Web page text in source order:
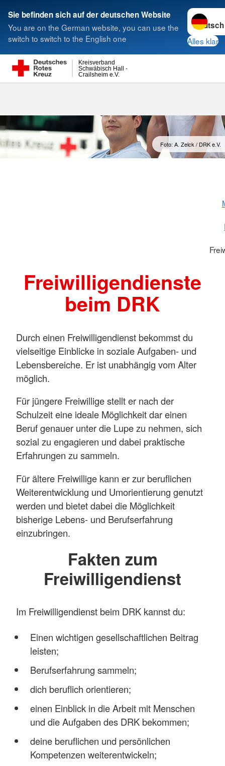
Sie befinden sich auf der deutschen Website
You are on the German website, you can use the
switch to switch to the English one
Sprache
Alles klar
Crailsheim e.V.
Schwäbisch Hall -
Kreisverband
Suche
Foto: A. Zelck / DRK e.V.
Freiwilligendienste
beim DRK
Durch einen Freiwilligendienst bekommst du
vielseitige Einblicke in soziale Aufgaben- und
Lebensbereiche. Er ist unabhängig vom Alter
möglich.
Für jüngere Freiwillige stellt er nach der
Schulzeit eine ideale Möglichkeit dar einen
Beruf genauer unter die Lupe zu nehmen, sich
sozial zu engagieren und dabei praktische
Erfahrungen zu sammeln.
Für ältere Freiwillige kann er zur beruflichen
Weiterentwicklung und Umorientierung genutzt
werden und bietet dabei die Möglichkeit
bisherige Lebens- und Berufserfahrung
einzubringen.
Fakten zum
Freiwilligendienst
Im Freiwilligendienst beim DRK kannst du:
Einen wichtigen gesellschaftlichen Beitrag
leisten;
Berufserfahrung sammeln;
dich beruflich orientieren;
einen Einblick in die Arbeit mit Menschen
und die Aufgaben des DRK bekommen;
deine beruflichen und persönlichen
Kompetenzen weiterentwickeln;